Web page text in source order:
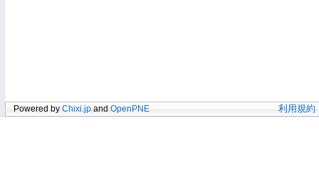
Powered by Chixi.jp and OpenPNE 利用規約